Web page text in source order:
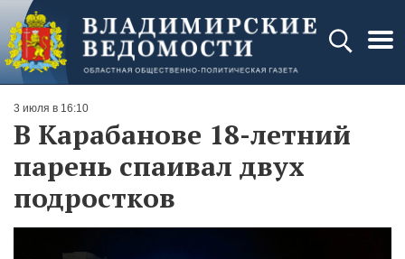
3 июля в 16:10
В Карабанове 18-летний
парень спаивал двух
подростков